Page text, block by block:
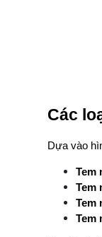
Các
Dựa vào
Tem
Tem
Tem
Tem